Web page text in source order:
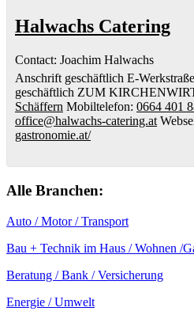
Halwachs Catering
Contact: Joachim Halwachs
Anschrift geschäftlich E-
geschäftlich ZUM
Schäffern Mobiltelefon: 0664 401
office@halwachs-catering.at
gastronomie.at/
Alle Branchen:
Auto / Motor / Transport
Bau + Technik im Haus / Wohnen /
Beratung / Bank / Versicherung
Energie / Umwelt